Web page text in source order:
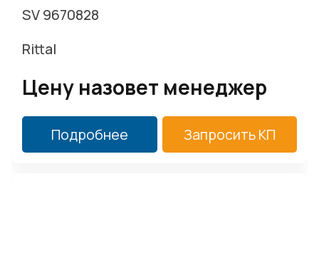
SV 9670828
Rittal
Цену назовет менеджер
Подробнее Запросить КП